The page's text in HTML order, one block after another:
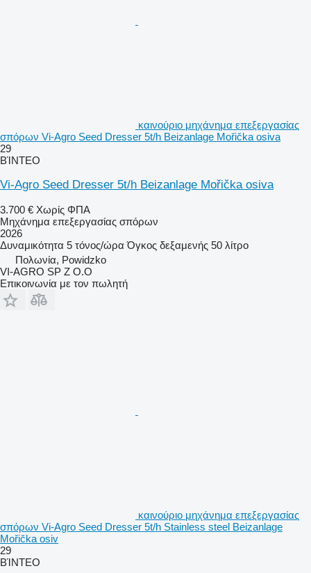
καινούριο μηχάνημα επεξεργασίας
σπόρων Vi-Agro Seed Dresser 5t/h Beizanlage Mořička osiva
29
ΒΊΝΤΕΟ
Vi-Agro Seed Dresser 5t/h Beizanlage Mořička osiva
3.700 € Χωρίς ΦΠΑ
Μηχάνημα επεξεργασίας σπόρων
2026
Δυναμικότητα 5 τόνος/ώρα Όγκος δεξαμενής 50 λίτρο
Πολωνία, Powidzko
VI-AGRO SP Z O.O
Επικοινωνία με τον πωλητή
καινούριο μηχάνημα επεξεργασίας
σπόρων Vi-Agro Seed Dresser 5t/h Stainless steel Beizanlage
Mořička osiv
29
ΒΊΝΤΕΟ